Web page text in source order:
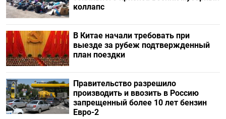
коллапс
В Китае начали требовать при
выезде за рубеж подтвержденный
план поездки
Правительство разрешило
производить и ввозить в Россию
запрещенный более 10 лет бензин
Евро-2